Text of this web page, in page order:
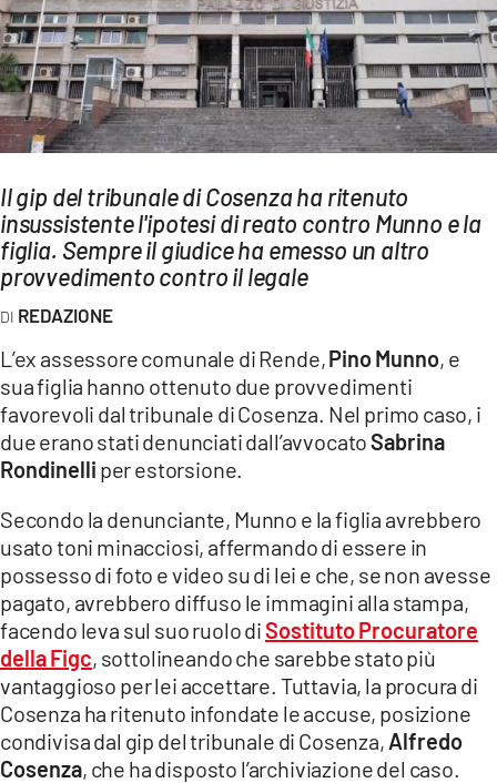
AMBIENTE
Streaming
LAC TV
LAC NETWORK
LAC ONAIR
LaC
Network
LACPLAY.IT
LACONAIR.IT
LACITYMAG.IT
ILREGGINO.IT
COSENZACHANNEL.IT
ILVIBONESE.IT
CATANZAROCHANNEL.IT
LACAPITALENEWS.IT
App
ANDROID
APPLE
Il gip del tribunale di Cosenza ha ritenuto
insussistente l'ipotesi di reato contro Munno e la
figlia. Sempre il giudice ha emesso un altro
provvedimento contro il legale
REDAZIONE
L’ex assessore comunale di Rende,Pino Munno, e
sua figlia hanno ottenuto due provvedimenti
favorevoli dal tribunale di Cosenza. Nel primo caso, i
due erano stati denunciati dall’avvocatoSabrina
Rondinelli per estorsione.
Secondo la denunciante, Munno e la figlia avrebbero
usato toni minacciosi, affermando di essere in
possesso di foto e video su di lei e che, se non avesse
pagato, avrebbero diffuso le immagini alla stampa,
facendo leva sul suo ruolo diSostituto Procuratore
della Figc, sottolineando che sarebbe stato più
vantaggioso per lei accettare. Tuttavia, la procura di
Cosenza ha ritenuto infondate le accuse, posizione
condivisa dal gip del tribunale di Cosenza, Alfredo
Cosenza, che ha disposto l’archiviazione del caso.